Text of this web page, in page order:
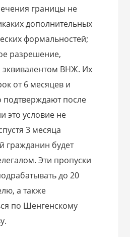
границы не
дополнительных
формальностей;
разрешение,
ВНЖ. Их
от 6 месяцев и
подтверждают после
это условие не
3 месяца
гражданин будет
Эти пропуски
до 20
а также
по Шенгенскому